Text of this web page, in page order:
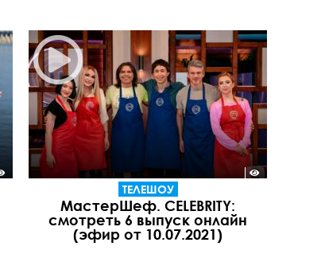
ТЕЛЕШОУ
МастерШеф. CELEBRITY:
смотреть 6 выпуск онлайн
(эфир от 10.07.2021)